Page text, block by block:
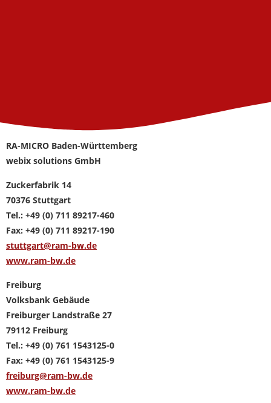
RA-MICRO Baden-Württemberg
webix solutions GmbH
Zuckerfabrik 14
70376 Stuttgart
Tel.: +49 (0) 711 89217-460
Fax: +49 (0) 711 89217-190
stuttgart@ram-bw.de
www.ram-bw.de
Freiburg
Volksbank Gebäude
Freiburger Landstraße 27
79112 Freiburg
Tel.: +49 (0) 761 1543125-0
Fax: +49 (0) 761 1543125-9
freiburg@ram-bw.de
www.ram-bw.de